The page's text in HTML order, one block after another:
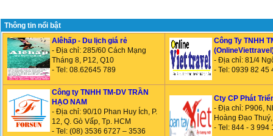
Thông tin nổi bật
Alêhấp - Du lịch giá rẻ
- Địa chỉ: 285/60 Cách Mạng
Tháng 8, P12, Q10
- Tel: 08.62645 789
Công Ty TNHH
- Địa chỉ: 81/4
- Tel: 0939 82 45
Công ty TNHH TM-DV TRẦN
HẠO NAM
- Địa chỉ: 90/10 Phan Huy Ích, P.
12, Q. Gò Vấp, Tp. HCM
- Tel: (08) 3536 6727 – 3536
Cty CP Phát
- Địa chỉ: P906,
Hoàng Đạo
- Tel: 844 - 3 994